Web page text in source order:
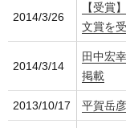
2014/3/26
【受賞
文賞を
2014/3/14
田中宏
掲載
2013/10/17 平賀岳